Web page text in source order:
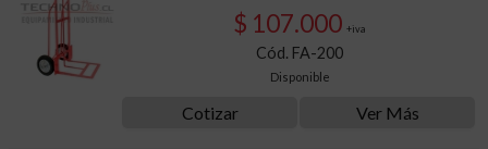
$ 107.000 +iva
Cód. FA-200
Disponible
Cotizar Ver Más